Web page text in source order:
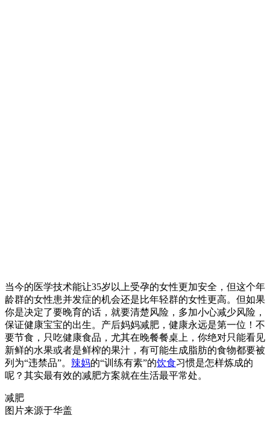
当今的医学技术能让35岁以上受孕的女性更加安全，但这个年
龄群的女性患并发症的机会还是比年轻群的女性更高。但如果
你是决定了要晚育的话，就要清楚风险，多加小心减少风险，
保证健康宝宝的出生。产后妈妈减肥，健康永远是第一位！不
要节食，只吃健康食品，尤其在晚餐餐桌上，你绝对只能看见
新鲜的水果或者是鲜榨的果汁，有可能生成脂肪的食物都要被
列为“违禁品”。 辣妈的“训练有素”的饮食习惯是怎样炼成的
呢？其实最有效的减肥方案就在生活最平常处。
减肥
图片来源于华盖